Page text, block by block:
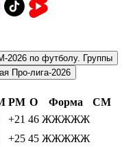
2026 по футболу. Группы
Про-лига-2026
РМ О Форма
СМ
+21 46 ЖЖЖЖЖ
+25 45 ЖЖЖЖЖ